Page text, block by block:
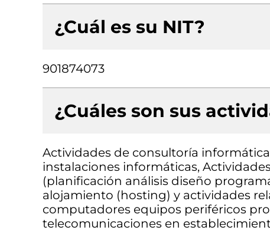
¿Cuál es su NIT?
901874073
¿Cuáles son sus
Actividades de consultoría
instalaciones informáticas,
(planificación análisis diseño
alojamiento (hosting) y actividades
computadores equipos periféricos
telecomunicaciones en